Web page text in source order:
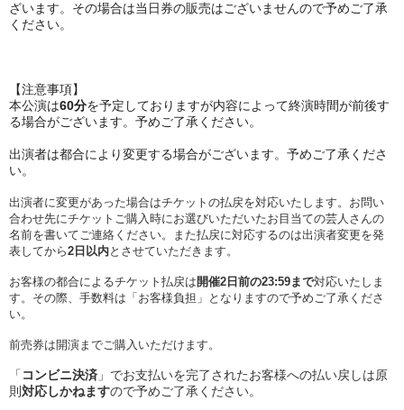
ざいます。その場合は当日券の販売はございませんので予めご了承
ください。
【注意事項】
︎本公演は60分を予定しておりますが内容によって終演時間が前後す
る場合がございます。予めご了承ください。
︎出演者は都合により変更する場合がございます。予めご了承くださ
い。
︎出演者に変更があった場合はチケットの払戻を対応いたします。お問い
合わせ先にチケットご購入時にお選びいただいたお目当ての芸人さんの
名前を書いてご連絡ください。また払戻に対応するのは出演者変更を発
表してから2日以内とさせていただきます。
お客様の都合によるチケット払戻は 開催2日前の23:59まで対応いたしま
す。その際、 手数料は「お客様負担」となりますので予めご了承くださ
い。
前売券は開演までご購入いただけます。
「 コンビニ決済 」でお支払いを完了されたお客様への払い戻しは原
則 対応しかねますので予めご了承ください。